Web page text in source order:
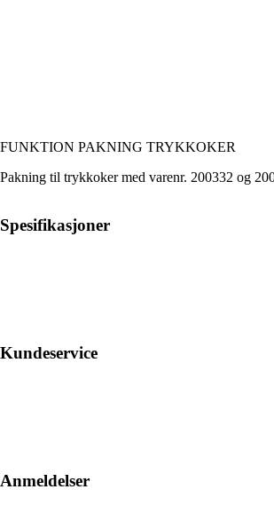
FUNKTION PAKNING TRYKKOKER
Pakning til trykkoker med varenr. 200332 og
Spesifikasjoner
Kundeservice
Anmeldelser